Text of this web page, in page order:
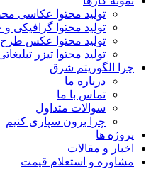
تولید محتوا عکاسی
تولید محتوا گرافیکی و
تولید محتوا عکس طرح
تولید محتوا تیزر
چرا الگوریتم شرق
درباره ما
تماس با ما
سوالات متداول
چرا برون سپاری کنیم
پروژه ها
اخبار و مقالات
مشاوره و استعلام قیمت